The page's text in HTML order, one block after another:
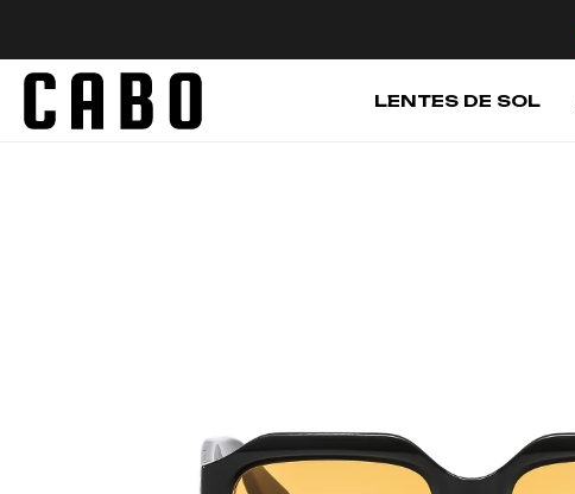
LENTES DE SOL